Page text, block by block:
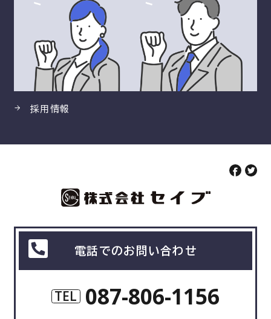
採用情報
電話でのお問い合わせ
TEL 087-806-1156